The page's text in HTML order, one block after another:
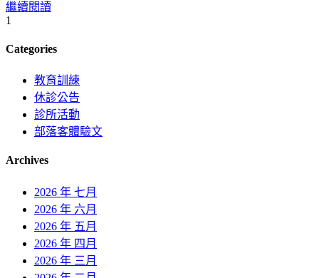
繼續閱讀
1
Categories
教育訓練
休診公告
診所活動
部落客體驗文
Archives
2026 年 七月
2026 年 六月
2026 年 五月
2026 年 四月
2026 年 三月